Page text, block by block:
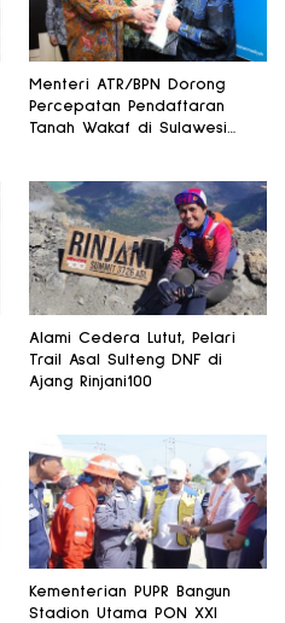
Menteri ATR/BPN Dorong
Percepatan Pendaftaran
Tanah Wakaf di Sulawesi
Alami Cedera Lutut, Pelari
Trail Asal Sulteng DNF di
Ajang Rinjani100
Kementerian PUPR Bangun
Stadion Utama PON XXI